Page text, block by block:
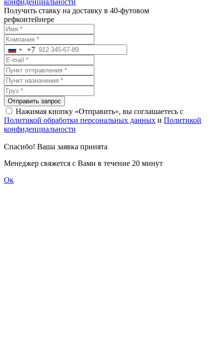
конфиденциальности
Получить ставку на доставку в 40-футовом
рефконтейнере
Russia
+7
+7
Отправить запрос
Нажимая кнопку «Отправить», вы соглашаетесь с
Политикой обработки персональных данных и Политикой
конфиденциальности
Спасибо! Ваша заявка принята
Менеджер свяжется с Вами в течение 20 минут
Ок